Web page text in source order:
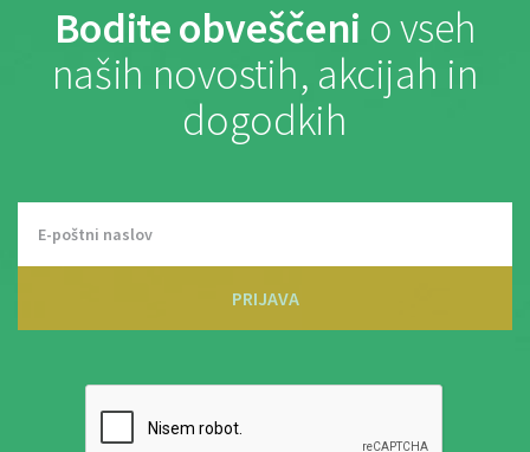
Bodite obveščeni o vseh
naših novostih, akcijah in
dogodkih
PRIJAVA